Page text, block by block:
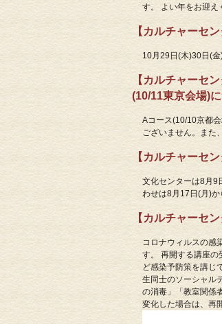
す。 よい年をお迎え
【カルチャーセ
10月29日(木)30日(
【カルチャーセ
(10/11東京会場)
Aコース(10/10京都
ございません。また
【カルチャーセ
文化センターは8月9
わせは8月17日(月)か
【カルチャーセ
コロナウィルスの感
す。 再開する講座の
ど感染予防策を講じ
生同士のソーシャル
の消毒」「教室関係
変化した場合は、再